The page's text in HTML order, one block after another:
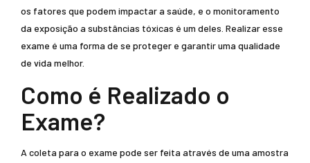
os fatores que podem impactar a saúde, e o monitoramento
da exposição a substâncias tóxicas é um deles. Realizar esse
exame é uma forma de se proteger e garantir uma qualidade
de vida melhor.
Como é Realizado o
Exame?
A coleta para o exame pode ser feita através de uma amostra